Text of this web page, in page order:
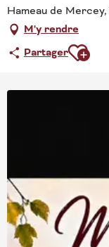
Hameau de Mercey,
M'y rendre
PartagerAjouter